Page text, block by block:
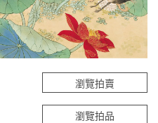
瀏覽拍賣
瀏覽拍品